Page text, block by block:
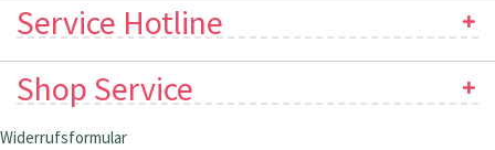
Service Hotline
Shop Service
Widerrufsformular